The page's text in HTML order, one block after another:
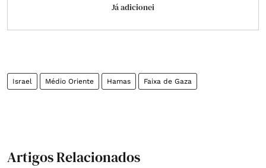
Já adicionei
Israel Médio Oriente Hamas Faixa de Gaza
Artigos Relacionados